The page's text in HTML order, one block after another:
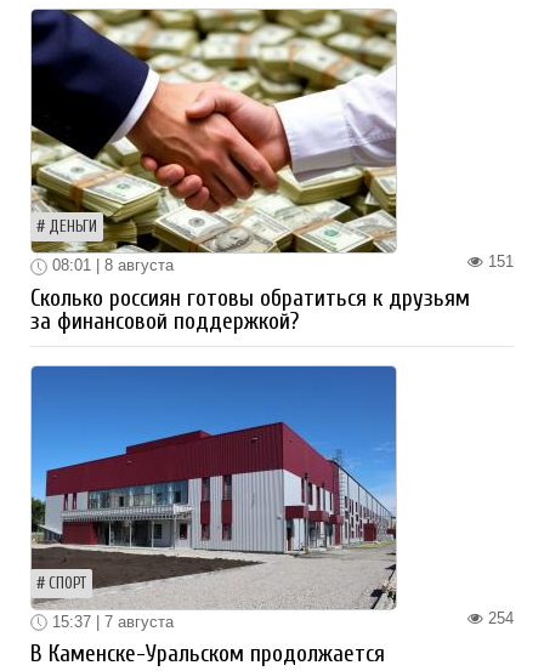
ДЕНЬГИ
151
08:01 | 8 августа
Сколько россиян готовы обратиться к друзьям
за финансовой поддержкой?
СПОРТ
254
15:37 | 7 августа
В Каменске-Уральском продолжается